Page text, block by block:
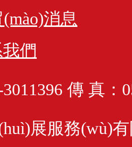
消息
們
傳 真：
展服務(wù)